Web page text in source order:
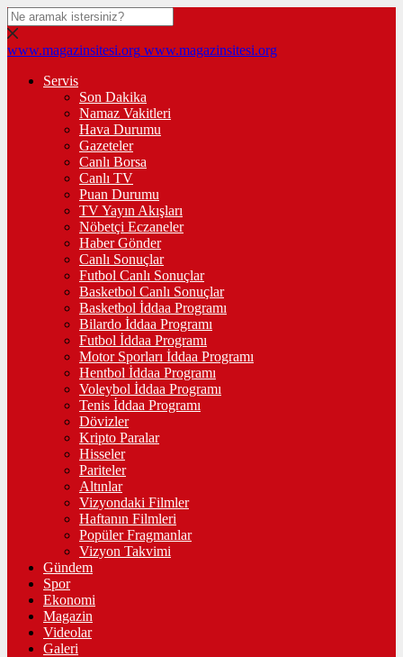
www.magazinsitesi.org www.magazinsitesi.org
Servis
Son Dakika
Namaz Vakitleri
Hava Durumu
Gazeteler
Canlı Borsa
Canlı TV
Puan Durumu
TV Yayın Akışları
Nöbetçi Eczaneler
Haber Gönder
Canlı Sonuçlar
Futbol Canlı Sonuçlar
Basketbol Canlı Sonuçlar
Basketbol İddaa Programı
Bilardo İddaa Programı
Futbol İddaa Programı
Motor Sporları İddaa Programı
Hentbol İddaa Programı
Voleybol İddaa Programı
Tenis İddaa Programı
Dövizler
Kripto Paralar
Hisseler
Pariteler
Altınlar
Vizyondaki Filmler
Haftanın Filmleri
Popüler Fragmanlar
Vizyon Takvimi
Gündem
Spor
Ekonomi
Magazin
Videolar
Galeri